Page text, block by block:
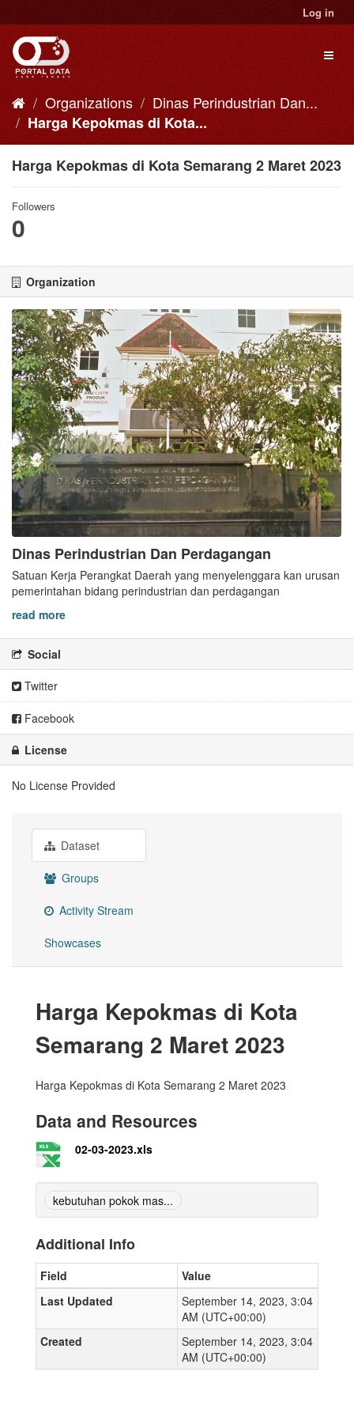
to
content
Log in
Organizations
Dinas Perindustrian Dan...
Harga Kepokmas di Kota...
Harga Kepokmas di Kota Semarang 2 Maret 2023
Followers
0
Organization
Dinas Perindustrian Dan Perdagangan
Satuan Kerja Perangkat Daerah yang menyelenggara kan urusan
pemerintahan bidang perindustrian dan perdagangan
read more
Social
Twitter
Facebook
License
No License Provided
Dataset
Groups
Activity Stream
Showcases
Harga Kepokmas di Kota
Semarang 2 Maret 2023
Harga Kepokmas di Kota Semarang 2 Maret 2023
Data and Resources
02-03-2023.xls
kebutuhan pokok mas...
Additional Info
Field
Value
Last Updated
September 14, 2023, 3:04
AM (UTC+00:00)
Created
September 14, 2023, 3:04
AM (UTC+00:00)